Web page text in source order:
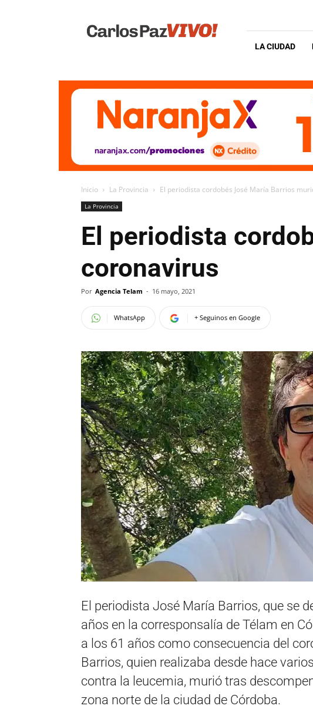
Vivo
LA CIUDAD
Inicio La Provincia El periodista cordobés José María Barrios
La Provincia
El periodista
coronavirus
Por Agencia Telam - 16 mayo, 2021
WhatsApp + Seguinos en Google
El periodista José María Barrios, que se
años en la corresponsalía de Télam en
a los 61 años como consecuencia del
Barrios, quien realizaba desde hace
contra la leucemia, murió tras
zona norte de la ciudad de Córdoba.